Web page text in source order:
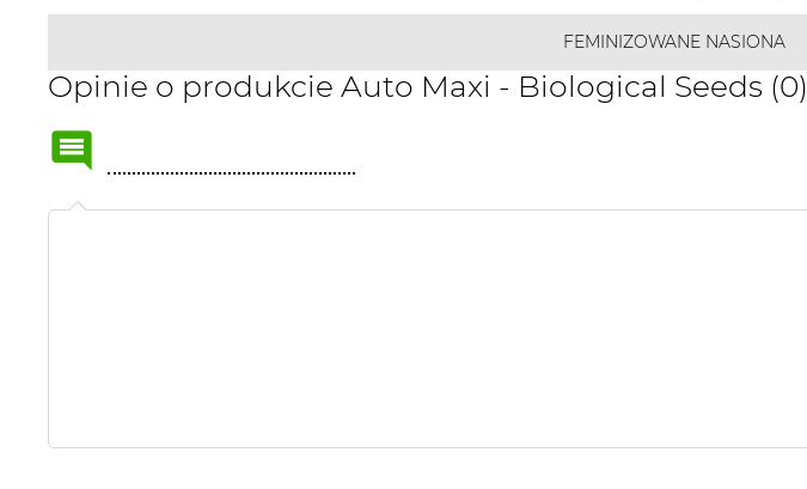
FEMINIZOWANE NASIONA
Opinie o produkcie Auto Maxi - Biological Seeds (0)